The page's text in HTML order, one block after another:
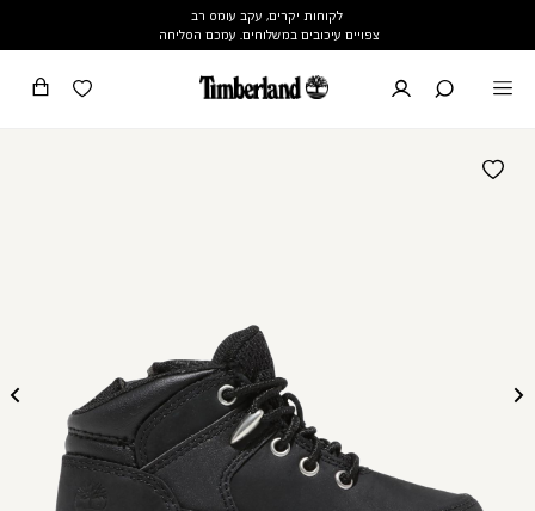
לקוחות יקרים, עקב עומס רב
צפויים עיכובים במשלוחים. עמכם הסליחה